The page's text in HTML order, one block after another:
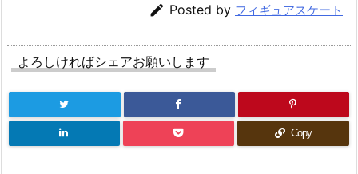
 Posted by フィギュアスケート
よろしければシェアお願いします
Copy